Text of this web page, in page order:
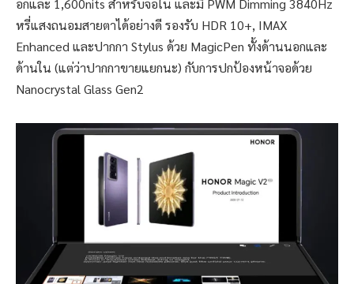
อกและ 1,600nits สำหรับจอใน และมี PWM Dimming 3840Hz
หรี่แสงถนอมสายตาได้อย่างดี รองรับ HDR 10+, IMAX
Enhanced และปากกา Stylus ด้วย MagicPen ทั้งด้านนอกและ
ด้านใน (แต่ว่าปากกาขายแยกนะ) กับการปกป้องหน้าจอด้วย
Nanocrystal Glass Gen2